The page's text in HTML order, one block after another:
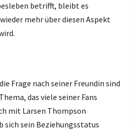
betrifft, bleibt es
mehr über diesen Aspekt
Frage nach seiner Freundin sind
das viele seiner Fans
mit Larsen Thompson
sich sein Beziehungsstatus